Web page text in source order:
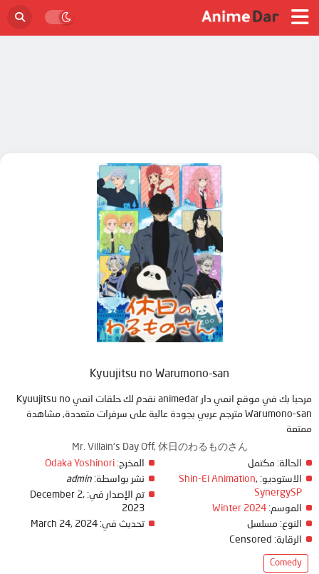
Kyuujitsu no Warumono-san
مرحبا بك في موقع انمي دار animedar نقدم لك حلقات انمي Kyuujitsu no
Warumono-san مترجم عربي بجودة عالية على سرفرات متعددة, مشاهدة
ممتعة
Mr. Villain's Day Off, 休日のわるものさん
الحالة: مكتمل
الاستوديو:
Shin-Ei Animation,
SynergySP
الموسم: Winter 2024
النوع: مسلسل
الرقابة:
المخرج: Odaka Yoshinori
نشر بواسطة: admin
تم الإصدار في: December 2,
2023
تحديث في: March 24, 2024
Comedy